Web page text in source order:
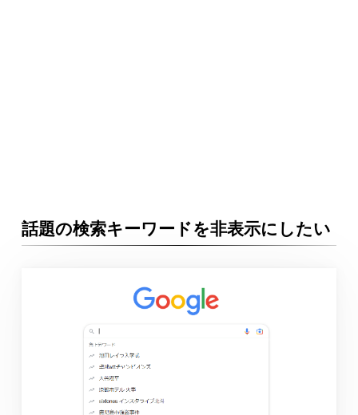
話題の検索キーワードを非表示にしたい